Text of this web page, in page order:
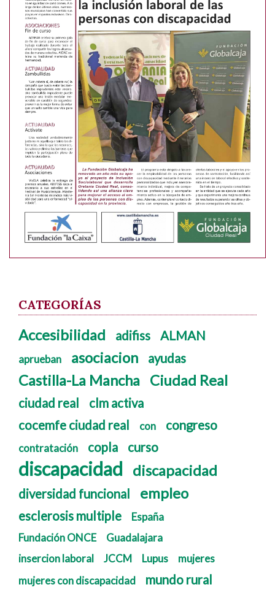
CATEGORÍAS
Accesibilidad adifiss ALMAN
aprueban asociacion ayudas
Castilla-La Mancha Ciudad Real
ciudad real
clm activa
cocemfe ciudad real
con congreso
contratación copla curso
discapacidad discapacidad
diversidad funcional empleo
esclerosis multiple
España
Fundación ONCE
Guadalajara
insercion laboral
JCCM Lupus
mujeres
mujeres con discapacidad
mundo rural